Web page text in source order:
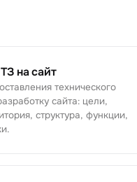
на сайт
технического
сайта: цели,
структура, функции,